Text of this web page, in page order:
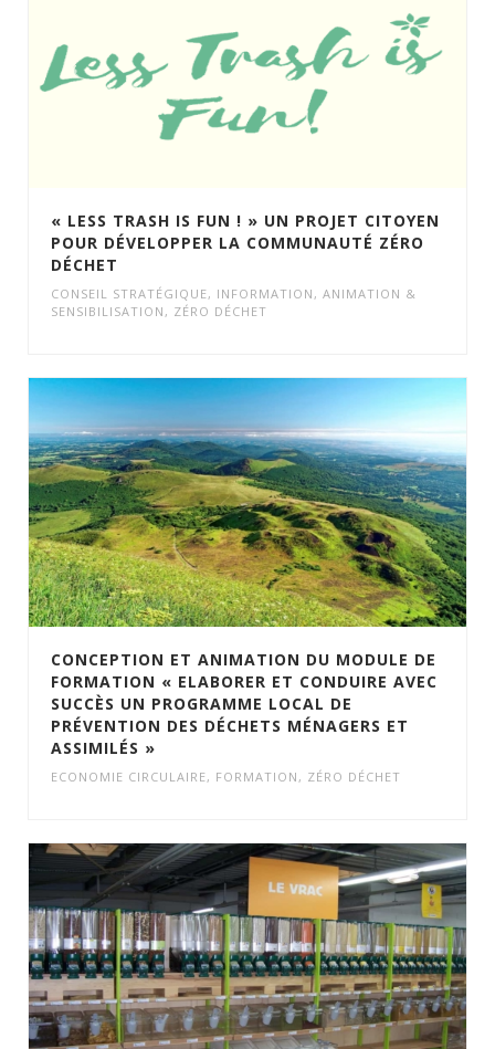
« LESS TRASH IS FUN ! » UN PROJET CITOYEN
POUR DÉVELOPPER LA COMMUNAUTÉ ZÉRO
DÉCHET
CONSEIL STRATÉGIQUE, INFORMATION, ANIMATION &
SENSIBILISATION , ZÉRO DÉCHET
CONCEPTION ET ANIMATION DU MODULE DE
FORMATION « ELABORER ET CONDUIRE AVEC
SUCCÈS UN PROGRAMME LOCAL DE
PRÉVENTION DES DÉCHETS MÉNAGERS ET
ASSIMILÉS »
ECONOMIE CIRCULAIRE, FORMATION , ZÉRO DÉCHET